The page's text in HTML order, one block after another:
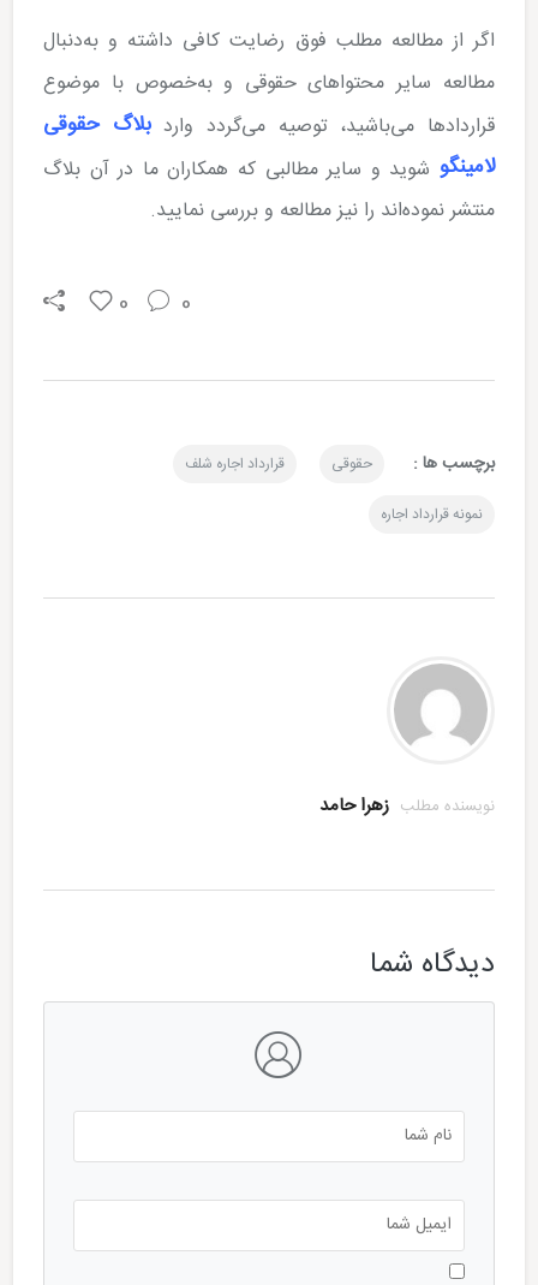
اگر از مطالعه مطلب فوق رضایت کافی داشته و به‌دنبال
مطالعه سایر محتواهای حقوقی و به‌خصوص با موضوع
قراردادها می‌باشید، توصیه می‌گردد واردبلاگ حقوقی
لامینگو شوید و سایر مطالبی که همکاران ما در آن بلاگ
منتشر نموده‌اند را نیز مطالعه و بررسی نمایید.
0 0
برچسب ها : حقوقی قرارداد اجاره شلف
نمونه قرارداد اجاره
نویسنده مطلب زهرا حامد
دیدگاه شما